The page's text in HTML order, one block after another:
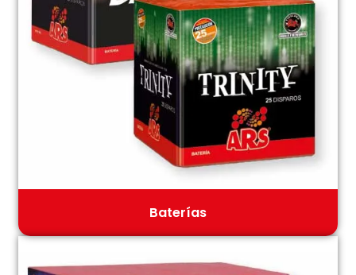
Baterías